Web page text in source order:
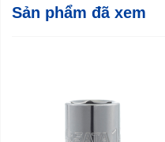
Sản phẩm đã xem